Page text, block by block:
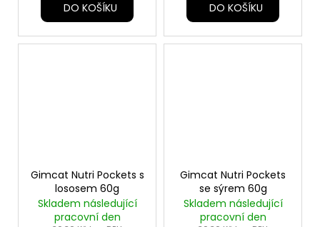
DO KOŠÍKU DO KOŠÍKU
Gimcat Nutri Pockets s
lososem 60g
Skladem následující
pracovní den
Gimcat Nutri Pockets
se sýrem 60g
Skladem následující
pracovní den